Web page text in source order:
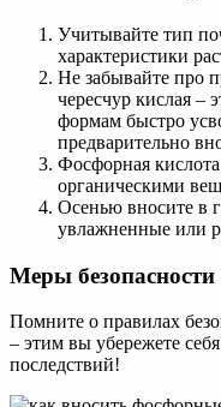
Учитывайте тип
характеристики
Не забывайте про
чересчур кислая –
формам быстро
предварительно
Фосфорная кислота
органическими
Осенью вносите в
увлажненные или
Меры безопасности
Помните о правилах
– этим вы убережете
последствий!